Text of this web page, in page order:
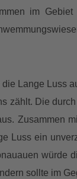
im
Lange Luss
zählt. Die
Zusammen
Luss ein
würde
sollte im